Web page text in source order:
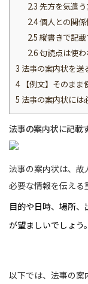
2.3 先方を気遣
2.4個人との関係
2.5 縦書きで記載
2.6句読点は使わ
3 法事の案内状を送
4【例文】そのまま
5 法事の案内状には
法事の案内状に記載
法事の案内状は、故
必要な情報を伝える
目的や日時、場所
が望ましいでしょう。
以下では、法事の案